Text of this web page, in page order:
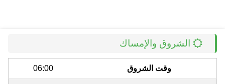
الشروق والإمساك
وقت الشروق 06:00